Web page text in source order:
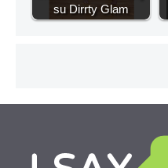
su Dirrty Glam